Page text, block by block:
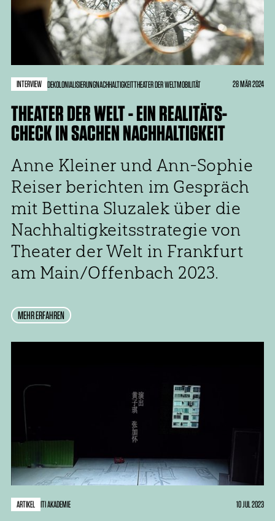
INTERVIEW DEKOLONIALISIERUNGNACHHALTIGKEITTHEATER DER WELTMOBILITÄT 28 MÄR 2024
THEATER DER WELT - EIN REALITÄTS-
CHECK IN SACHEN NACHHALTIGKEIT
Anne Kleiner und Ann-Sophie
Reiser berichten im Gespräch
mit Bettina Sluzalek über die
Nachhaltigkeitsstrategie von
Theater der Welt in Frankfurt
am Main/Offenbach 2023.
MEHR ERFAHREN
ARTIKEL ITI AKADEMIE 10 JUL 2023